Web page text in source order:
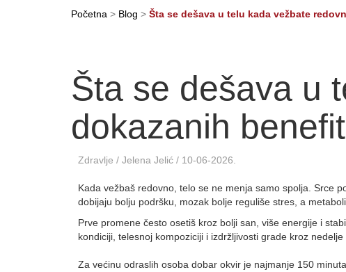
Blog
Početna > Blog > Šta se dešava u telu kada vežbate
Šta se dešava u
dokazanih
Zdravlje / Jelena Jelić / 10-06-2026.
Kada vežbaš redovno, telo se ne menja samo spolja. Srce
dobijaju bolju podršku, mozak bolje reguliše stres, a
Prve promene često osetiš kroz bolji san, više energije i
kondiciji, telesnoj kompoziciji i izdržljivosti grade kroz nedelje
Za većinu odraslih osoba dobar okvir je najmanje 150